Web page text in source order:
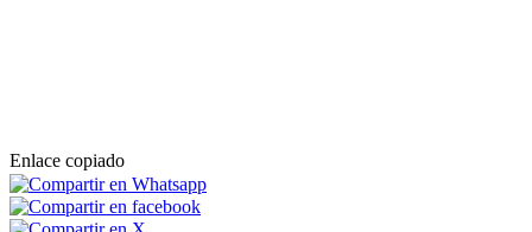
Enlace copiado